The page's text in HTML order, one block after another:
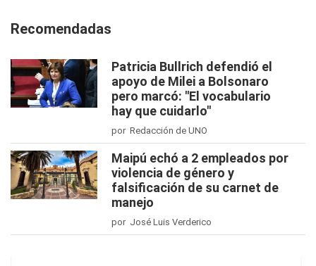
Recomendadas
Patricia Bullrich defendió el
apoyo de Milei a Bolsonaro
pero marcó: "El vocabulario
hay que cuidarlo"
por Redacción de UNO
Maipú echó a 2 empleados por
violencia de género y
falsificación de su carnet de
manejo
por José Luis Verderico